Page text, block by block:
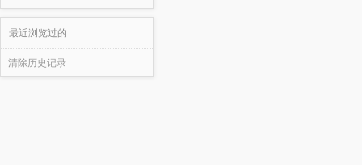
最近浏览过的
清除历史记录